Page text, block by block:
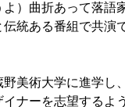
）曲折あって落語
統ある番組で共演
美術大学に進学し
イナーを志望する